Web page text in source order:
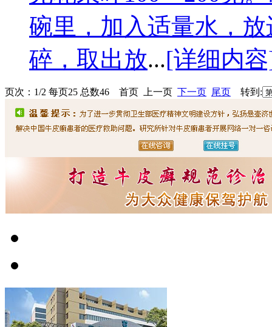
碗里，加入适量水，
碎，取出放...[详细内
页次：1/2 每页25 总数46 首页 上一页 下一页 尾页 转到: